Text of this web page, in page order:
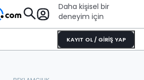
Daha kişisel bir
deneyim için
KAYIT OL / GİRİŞ YAP